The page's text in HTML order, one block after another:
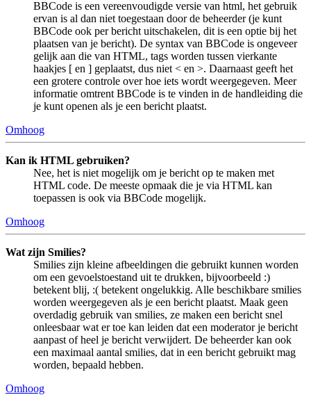
BBCode is een vereenvoudigde versie van html, het gebruik
ervan is al dan niet toegestaan door de beheerder (je kunt
BBCode ook per bericht uitschakelen, dit is een optie bij het
plaatsen van je bericht). De syntax van BBCode is ongeveer
gelijk aan die van HTML, tags worden tussen vierkante
haakjes [ en ] geplaatst, dus niet < en >. Daarnaast geeft het
een grotere controle over hoe iets wordt weergegeven. Meer
informatie omtrent BBCode is te vinden in de handleiding die
je kunt openen als je een bericht plaatst.
Omhoog
Kan ik HTML gebruiken?
Nee, het is niet mogelijk om je bericht op te maken met
HTML code. De meeste opmaak die je via HTML kan
toepassen is ook via BBCode mogelijk.
Omhoog
Wat zijn Smilies?
Smilies zijn kleine afbeeldingen die gebruikt kunnen worden
om een gevoelstoestand uit te drukken, bijvoorbeeld :)
betekent blij, :( betekent ongelukkig. Alle beschikbare smilies
worden weergegeven als je een bericht plaatst. Maak geen
overdadig gebruik van smilies, ze maken een bericht snel
onleesbaar wat er toe kan leiden dat een moderator je bericht
aanpast of heel je bericht verwijdert. De beheerder kan ook
een maximaal aantal smilies, dat in een bericht gebruikt mag
worden, bepaald hebben.
Omhoog